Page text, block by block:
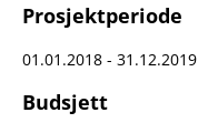
Prosjektperiode
01.01.2018 - 31.12.2019
Budsjett